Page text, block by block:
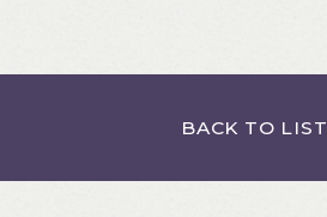
BACK TO LIST